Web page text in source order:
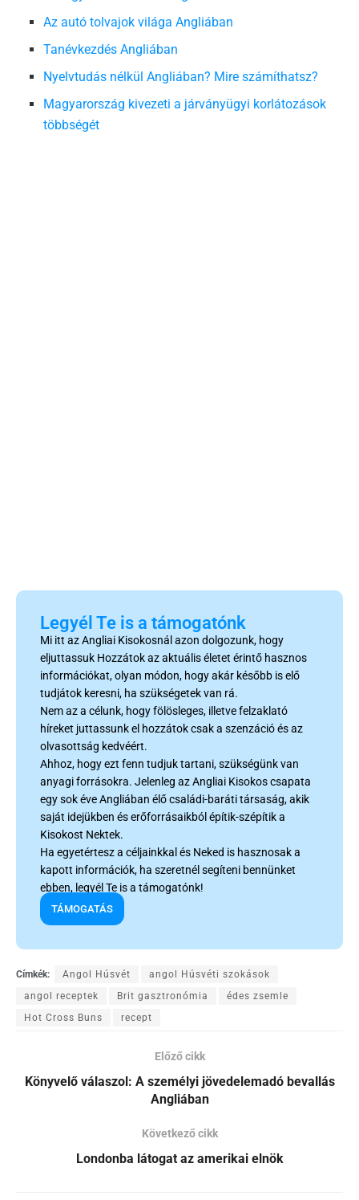
Az autó tolvajok világa Angliában
Tanévkezdés Angliában
Nyelvtudás nélkül Angliában? Mire számíthatsz?
Magyarország kivezeti a járványügyi korlátozások
többségét
Legyél Te is a támogatónk
Mi itt az Angliai Kisokosnál azon dolgozunk, hogy
eljuttassuk Hozzátok az aktuális életet érintő hasznos
információkat, olyan módon, hogy akár később is elő
tudjátok keresni, ha szükségetek van rá.
Nem az a célunk, hogy fölösleges, illetve felzaklató
híreket juttassunk el hozzátok csak a szenzáció és az
olvasottság kedvéért.
Ahhoz, hogy ezt fenn tudjuk tartani, szükségünk van
anyagi forrásokra. Jelenleg az Angliai Kisokos csapata
egy sok éve Angliában élő családi-baráti társaság, akik
saját idejükben és erőforrásaikból építik-szépítik a
Kisokost Nektek.
Ha egyetértesz a céljainkkal és Neked is hasznosak a
kapott információk, ha szeretnél segíteni bennünket
ebben, legyél Te is a támogatónk!
TÁMOGATÁS
Címkék: Angol Húsvét
angol Húsvéti szokások
angol receptek
Brit gasztronómia
édes zsemle
Hot Cross Buns
recept
Előző cikk
Könyvelő válaszol: A személyi jövedelemadó bevallás
Angliában
Következő cikk
Londonba látogat az amerikai elnök